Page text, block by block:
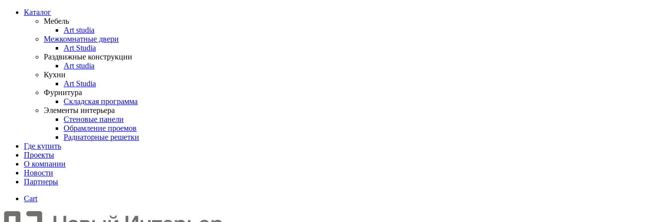
Каталог
Мебель
Art studia
Межкомнатные двери
Art Studia
Раздвижные конструкции
Art studia
Кухни
Art Studia
Фурнитура
Складская программа
Элементы интерьера
Стеновые панели
Обрамление проемов
Радиаторные решетки
Где купить
Проекты
О компании
Новости
Партнеры
Cart